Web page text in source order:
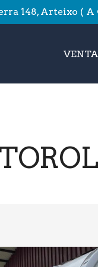
148, Arteixo ( A